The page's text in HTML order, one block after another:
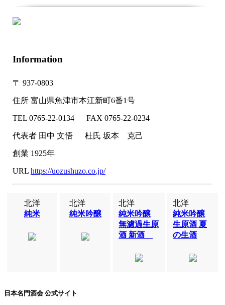
Information
〒 937-0803
住所 富山県魚津市本江新町6番1号
TEL 0765-22-0134 FAX 0765-22-0234
代表者 田中 文悟 杜氏 坂本 克己
創業 1925年
URL https://uozushuzo.co.jp/
北洋
純米
北洋
純米吟醸
北洋
純米吟醸
無濾過生原
酒 新酒
北洋
純米吟醸
生原酒 夏
の生酒
日本名門酒会 公式サイト